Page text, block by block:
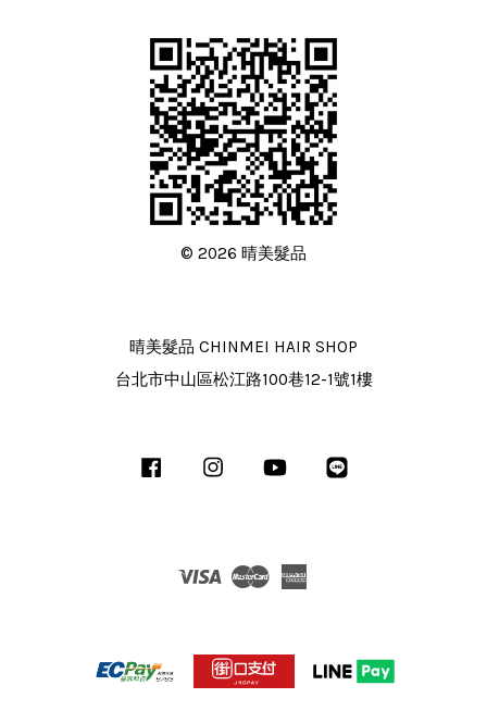
© 2026 晴美髮品
晴美髮品 CHINMEI HAIR SHOP
台北市中山區松江路100巷12-1號1樓
Facebook InstagramYouTube
Visa Master